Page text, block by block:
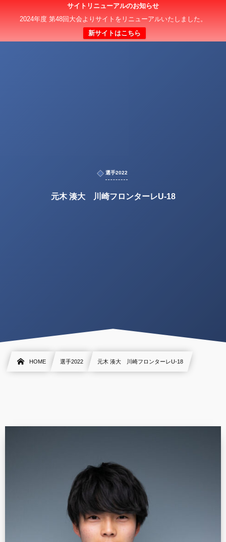
サイトリニューアルのお知らせ
2024年度 第48回大会よりサイトをリニューアルいたしました。
新サイトはこちら
選手2022
元木 湊大 川崎フロンターレU-18
HOME 選手2022 元木 湊大 川崎フロンターレU-18